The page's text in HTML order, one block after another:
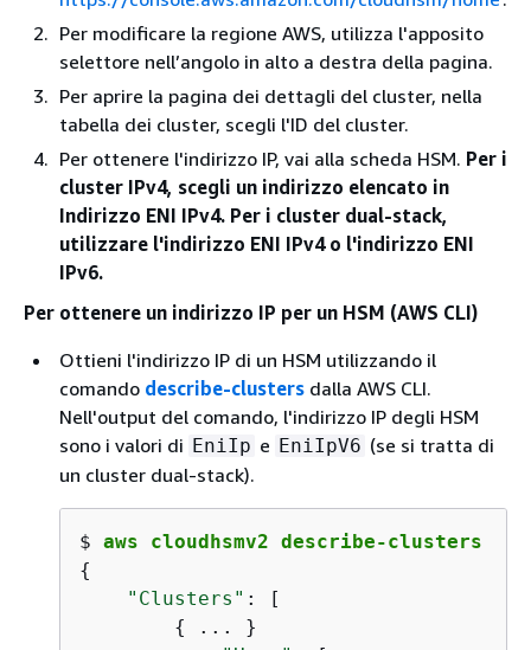
Per modificare la regione AWS, utilizza l'apposito
selettore nell’angolo in alto a destra della pagina.
Per aprire la pagina dei dettagli del cluster, nella
tabella dei cluster, scegli l'ID del cluster.
Per ottenere l'indirizzo IP, vai alla scheda HSM. Per i
cluster IPv4, scegli un indirizzo elencato in
Indirizzo ENI IPv4. Per i cluster dual-stack,
utilizzare l'indirizzo ENI IPv4 o l'indirizzo ENI
IPv6.
Per ottenere un indirizzo IP per un HSM (AWS CLI)
Ottieni l'indirizzo IP di un HSM utilizzando il
comando describe-clusters dalla AWS CLI.
Nell'output del comando, l'indirizzo IP degli HSM
sono i valori di EniIp e EniIpV6 (se si tratta di
un cluster dual-stack).
$ aws cloudhsmv2 describe-clusters
{
"Clusters" : [
{
... }